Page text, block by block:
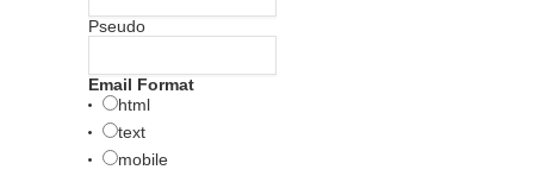
Pseudo
Email Format
html
text
mobile